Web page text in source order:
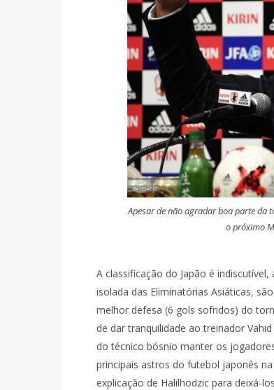
Apesar de não agradar boa parte da
o próximo
A classificação do Japão é
isolada das Eliminatórias Asiáticas,
melhor defesa (6 gols sofridos) do
de dar tranquilidade ao treinador
do técnico bósnio manter os
principais astros do futebol japonês
explicação de Halilhodzic para deixá-